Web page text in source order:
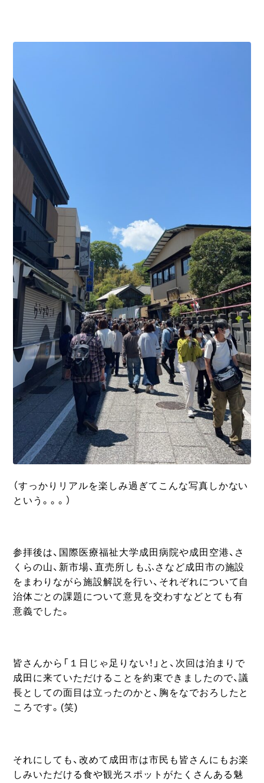
（すっかりリアルを楽しみ過ぎてこんな写真しかない
という。。。）
参拝後は、国際医療福祉大学成田病院や成田空港、さ
くらの山、新市場、直売所しもふさなど成田市の施設
をまわりながら施設解説を行い、それぞれについて自
治体ごとの課題について意見を交わすなどとても有
意義でした。
皆さんから「１日じゃ足りない！」と、次回は泊まりで
成田に来ていただけることを約束できましたので、議
長としての面目は立ったのかと、胸をなでおろしたと
ころです。(笑)
それにしても、改めて成田市は市民も皆さんにもお楽
しみいただける食や観光スポットがたくさんある魅